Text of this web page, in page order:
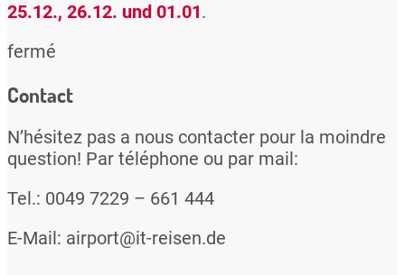
25.12., 26.12. und 01.01.
fermé
Contact
N’hésitez pas a nous contacter pour la moindre
question! Par téléphone ou par mail:
Tel.: 0049 7229 – 661 444
E-Mail: airport@it-reisen.de